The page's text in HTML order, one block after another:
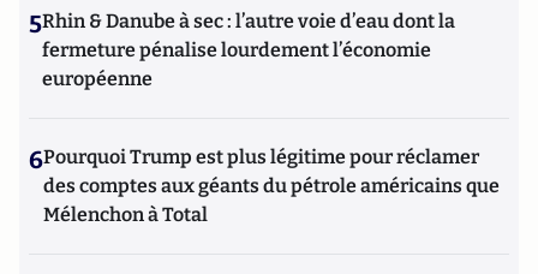
5Rhin & Danube à sec : l’autre voie d’eau dont la
fermeture pénalise lourdement l’économie
européenne
6Pourquoi Trump est plus légitime pour réclamer
des comptes aux géants du pétrole américains que
Mélenchon à Total